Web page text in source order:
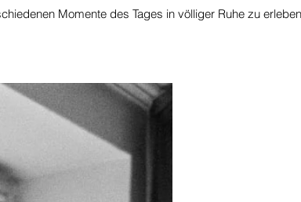
Momente des Tages in völliger Ruhe zu